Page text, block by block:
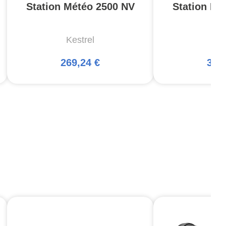
Station Météo 2500 NV
Kestrel
269,24 €
Station